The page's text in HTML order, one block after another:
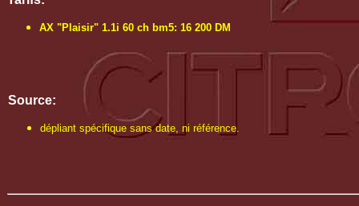
AX "Plaisir" 1.1i 60 ch bm5: 16 200 DM
Source:
dépliant spécifique sans date, ni référence.